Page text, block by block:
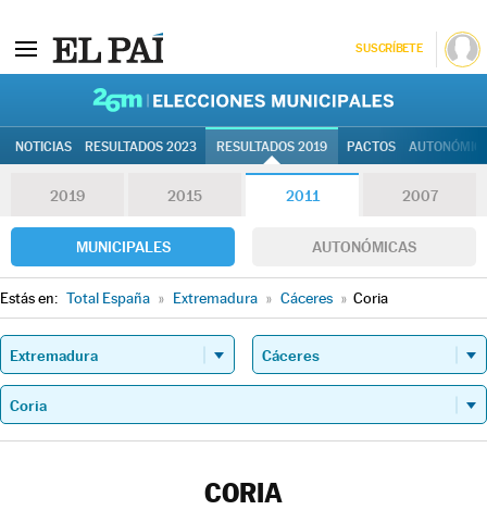
SUSCRÍBETE
NOTICIAS RESULTADOS 2023 RESULTADOS 2019 PACTOS
2019 2015 2011 2007
MUNICIPALES AUTONÓMICAS
Estás en: Total España » Extremadura » Cáceres » Coria
CORIA